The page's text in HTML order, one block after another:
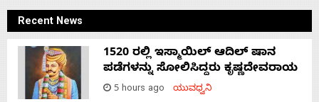
Recent News
1520 ರಲ್ಲಿ ಇಸ್ಮಾಯಿಲ್ ಆದಿಲ್ ಷಾನ
ಪಡೆಗಳನ್ನು ಸೋಲಿಸಿದ್ದರು ಕೃಷ್ಣದೇವರಾಯ
5 hours ago ಯುವಧ್ವನಿ